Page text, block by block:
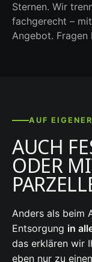
Sternen. Wir
fachgerecht –
Angebot.
AUF
AUCH
ODER
Anders als beim
Entsorgung in
das erklären wir
eben nur zu